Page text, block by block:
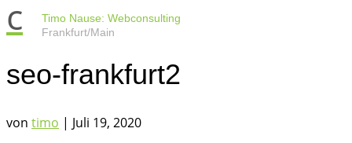
Timo Nause: Webconsulting
Frankfurt/Main
c
seo-frankfurt2
von timo | Juli 19, 2020